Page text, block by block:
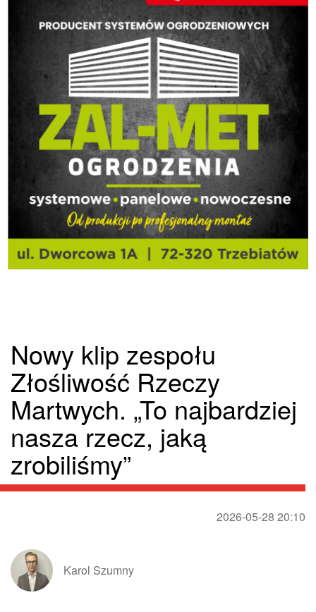
Nowy klip zespołu
Złośliwość Rzeczy
Martwych. „To najbardziej
nasza rzecz, jaką
zrobiliśmy”
2026-05-28 20:10
Karol Szumny